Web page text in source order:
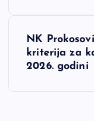
NK
kriterija za
2026. godini